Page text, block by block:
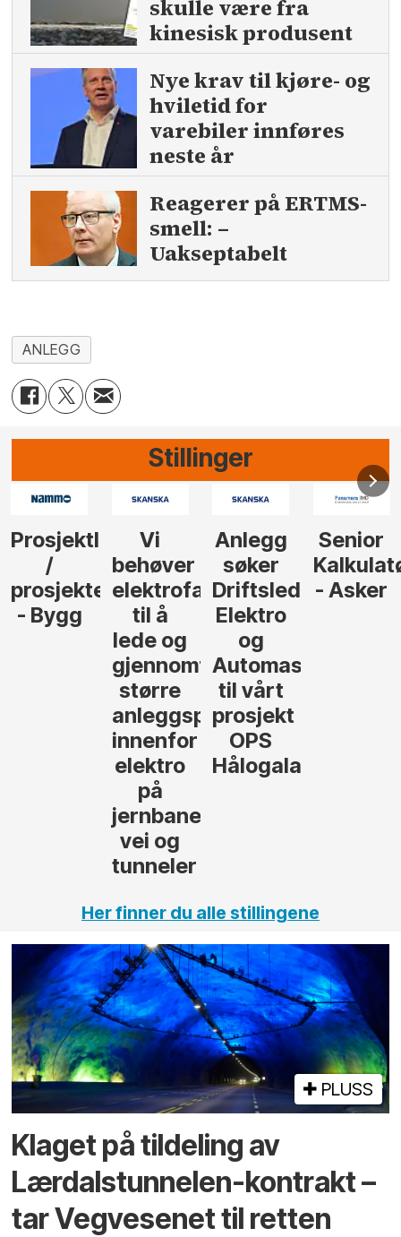
skulle være fra
kinesisk produsent
Nye krav til kjøre- og
hviletid for
varebiler innføres
neste år
Reagerer på ERTMS-
smell: –
Uakseptabelt
ANLEGG
Stillinger
Anlegg
søker
Driftsleder
Elektro
Automasjon
Hålogalandsvegen
Senior
Kalkulatør
- Asker
Senior
Tilbudsleder
Anlegg
- Oslo
Her finner du alle stillingene
PLUSS
Klaget på tildeling av
Lærdalstunnelen-kontrakt –
tar Vegvesenet til retten